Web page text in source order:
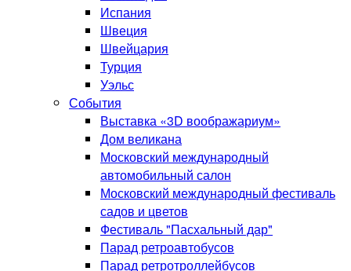
Испания
Швеция
Швейцария
Турция
Уэльс
События
Выставка «3D воображариум»
Дом великана
Московский международный
автомобильный салон
Московский международный фестиваль
садов и цветов
Фестиваль "Пасхальный дар"
Парад ретроавтобусов
Парад ретротроллейбусов